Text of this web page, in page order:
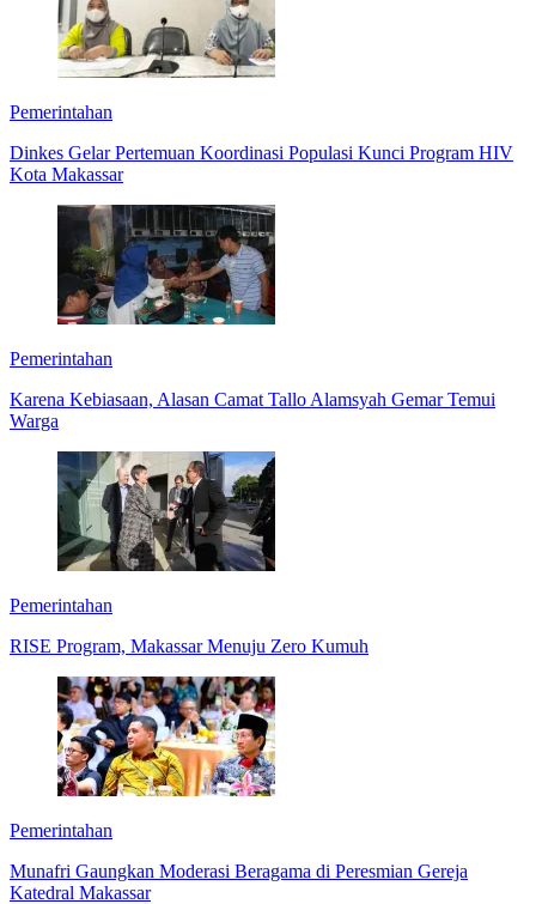
Pemerintahan
Dinkes Gelar Pertemuan Koordinasi Populasi Kunci Program HIV
Kota Makassar
Pemerintahan
Karena Kebiasaan, Alasan Camat Tallo Alamsyah Gemar Temui
Warga
Pemerintahan
RISE Program, Makassar Menuju Zero Kumuh
Pemerintahan
Munafri Gaungkan Moderasi Beragama di Peresmian Gereja
Katedral Makassar